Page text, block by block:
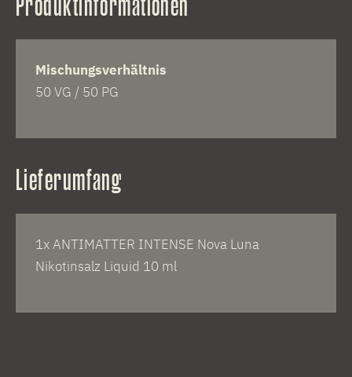
Mischungsverhältnis
50 VG / 50 PG
Lieferumfang
1x ANTIMATTER INTENSE Nova Luna
Nikotinsalz Liquid 10 ml